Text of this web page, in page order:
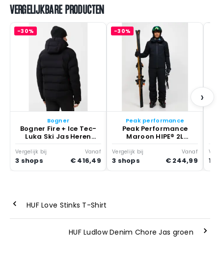
VERGELIJKBARE PRODUCTEN
-30%
Bogner
Bogner Fire + Ice Tec-
Luka Ski Jas Heren
Zwart
Vergelijk bij
3 shops
Vanaf
€ 416,49
-30%
Peak performance
Peak Performance
Maroon HIPE® 2L
Insulated Shell Jacket
Heren Wintersport
Vergelijk bij
3 shops
Vanaf
€ 244,99 1
›
HUF Love Stinks T-Shirt
HUF Ludlow Denim Chore Jas groen